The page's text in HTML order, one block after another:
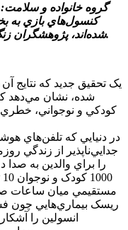
گروه خانواده و سلامت:
کنسول‌هاي بازي به
شده‌اند، پژوهشگران زنگ خطر را براي والدين به صدا درآورده‌اند.
يک تحقيق جديد که نتايج
شده، نشان مي‌دهد که
کودکي و نوجواني، خطري
در دنيايي که تلفن‌هاي
جدايي‌ناپذير از زندگي
را براي والدين به صدا
مستقيمي ميان ساعات
ريسک بيماري‌هايي چون
انسولين را